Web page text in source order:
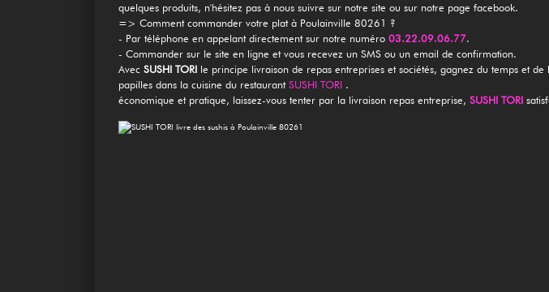
Mon Compte
Notre Restaurant
Zones de Livraison
quelques produits, n'hésitez pas à nous suivre sur notre site ou sur notre page facebook.
=> Comment commander votre plat à Poulainville 80261 ?
- Par téléphone en appelant directement sur notre numéro 03.22.09.06.77.
- Commander sur le site en ligne et vous recevez un SMS ou un email de confirmation.
Avec SUSHI TORI le principe livraison de repas entreprises et sociétés, gagnez du temps et
papilles dans la cuisine du restaurant SUSHI TORI .
économique et pratique, laissez-vous tenter par la livraison repas entreprise, SUSHI TORI